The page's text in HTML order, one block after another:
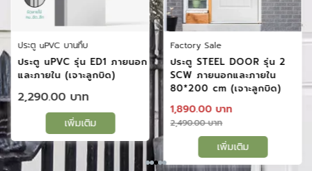
ประตู uPVC บานทึบ
ประตู uPVC รุ่น ED1 ภายนอก
และภายใน (เจาะลูกบิด)
2,290.00
เพิ่มเติม
Factory Sale
ประตู STEEL DOOR รุ่น 2
SCW ภายนอกและภายใน
80*200 cm (เจาะลูกบิด)
2,490.00
1,890.00
เพิ่มเติม